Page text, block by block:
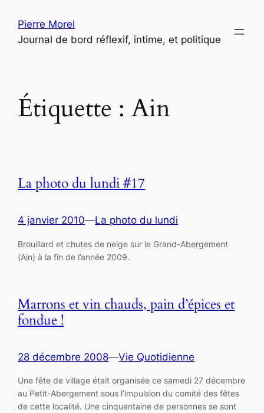
contenu
Pierre Morel
Journal de bord réflexif, intime, et politique
Étiquette :Ain
La photo du lundi #17
4 janvier 2010—La photo du lundi
Brouillard et chutes de neige sur le Grand-Abergement
(Ain) à la fin de l’année 2009.
Marrons et vin chauds, pain d’épices et
fondue !
28 décembre 2008—Vie Quotidienne
Une fête de village était organisée ce samedi 27 décembre
au Petit-Abergement sous l’impulsion du comité des fêtes
de cette localité. Une cinquantaine de personnes se sont